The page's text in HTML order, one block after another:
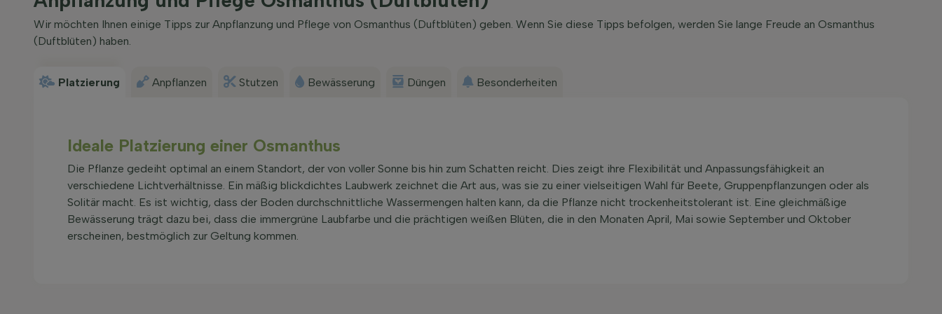
Wir möchten Ihnen einige Tipps zur Anpflanzung und Pflege von Osmanthus (Duftblüten) geben. Wenn Sie diese Tipps befolgen, werden Sie lange Freude an Osmanthus
(Duftblüten) haben.
Platzierung Anpflanzen Stutzen Bewässerung Düngen Besonderheiten
Ideale Platzierung einer Osmanthus
Die Pflanze gedeiht optimal an einem Standort, der von voller Sonne bis hin zum Schatten reicht. Dies zeigt ihre Flexibilität und Anpassungsfähigkeit an
verschiedene Lichtverhältnisse. Ein mäßig blickdichtes Laubwerk zeichnet die Art aus, was sie zu einer vielseitigen Wahl für Beete, Gruppenpflanzungen oder als
Solitär macht. Es ist wichtig, dass der Boden durchschnittliche Wassermengen halten kann, da die Pflanze nicht trockenheitstolerant ist. Eine gleichmäßige
Bewässerung trägt dazu bei, dass die immergrüne Laubfarbe und die prächtigen weißen Blüten, die in den Monaten April, Mai sowie September und Oktober
erscheinen, bestmöglich zur Geltung kommen.